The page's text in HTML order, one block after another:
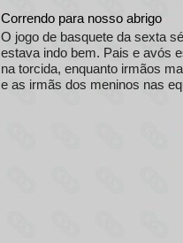
Correndo para nosso abrigo
O jogo de basquete da sexta
estava indo bem. Pais e avós
na torcida, enquanto irmãos
e as irmãs dos meninos nas